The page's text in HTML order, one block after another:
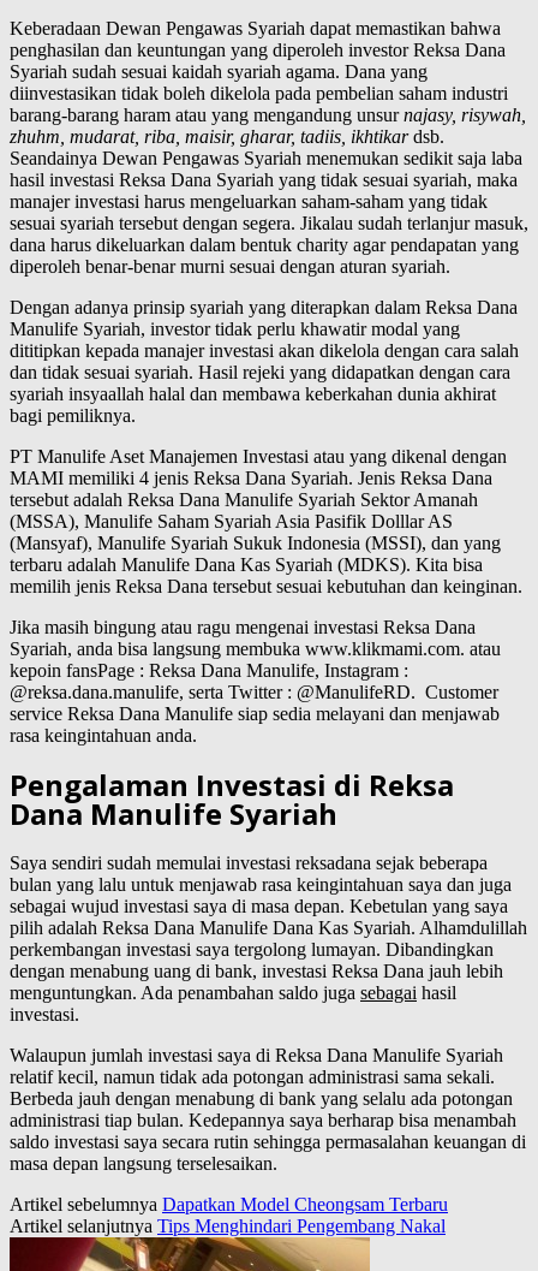
Keberadaan Dewan Pengawas Syariah dapat memastikan bahwa
penghasilan dan keuntungan yang diperoleh investor Reksa Dana
Syariah sudah sesuai kaidah syariah agama. Dana yang
diinvestasikan tidak boleh dikelola pada pembelian saham industri
barang-barang haram atau yang mengandung unsurnajasy, risywah,
zhuhm, mudarat, riba, maisir, gharar, tadiis, ikhtikardsb.
Seandainya Dewan Pengawas Syariah menemukan sedikit saja laba
hasil investasi Reksa Dana Syariah yang tidak sesuai syariah, maka
manajer investasi harus mengeluarkan saham-saham yang tidak
sesuai syariah tersebut dengan segera. Jikalau sudah terlanjur masuk,
dana harus dikeluarkan dalam bentuk charity agar pendapatan yang
diperoleh benar-benar murni sesuai dengan aturan syariah.
Dengan adanya prinsip syariah yang diterapkan dalam Reksa Dana
Manulife Syariah, investor tidak perlu khawatir modal yang
dititipkan kepada manajer investasi akan dikelola dengan cara salah
dan tidak sesuai syariah. Hasil rejeki yang didapatkan dengan cara
syariah insyaallah halal dan membawa keberkahan dunia akhirat
bagi pemiliknya.
PT Manulife Aset Manajemen Investasi atau yang dikenal dengan
MAMI memiliki 4 jenis Reksa Dana Syariah. Jenis Reksa Dana
tersebut adalah Reksa Dana Manulife Syariah Sektor Amanah
(MSSA), Manulife Saham Syariah Asia Pasifik Dolllar AS
(Mansyaf), Manulife Syariah Sukuk Indonesia (MSSI), dan yang
terbaru adalah Manulife Dana Kas Syariah (MDKS). Kita bisa
memilih jenis Reksa Dana tersebut sesuai kebutuhan dan keinginan.
Jika masih bingung atau ragu mengenai investasi Reksa Dana
Syariah, anda bisa langsung membuka www.klikmami.com. atau
kepoin fansPage : Reksa Dana Manulife, Instagram :
@reksa.dana.manulife, serta Twitter : @ManulifeRD. Customer
service Reksa Dana Manulife siap sedia melayani dan menjawab
rasa keingintahuan anda.
Pengalaman Investasi di Reksa
Dana Manulife Syariah
Saya sendiri sudah memulai investasi reksadana sejak beberapa
bulan yang lalu untuk menjawab rasa keingintahuan saya dan juga
sebagai wujud investasi saya di masa depan. Kebetulan yang saya
pilih adalah Reksa Dana Manulife Dana Kas Syariah. Alhamdulillah
perkembangan investasi saya tergolong lumayan. Dibandingkan
dengan menabung uang di bank, investasi Reksa Dana jauh lebih
menguntungkan. Ada penambahan saldo juga sebagai hasil
investasi.
Walaupun jumlah investasi saya di Reksa Dana Manulife Syariah
relatif kecil, namun tidak ada potongan administrasi sama sekali.
Berbeda jauh dengan menabung di bank yang selalu ada potongan
administrasi tiap bulan. Kedepannya saya berharap bisa menambah
saldo investasi saya secara rutin sehingga permasalahan keuangan di
masa depan langsung terselesaikan.
Artikel sebelumnya Dapatkan Model Cheongsam Terbaru
Artikel selanjutnya Tips Menghindari Pengembang Nakal